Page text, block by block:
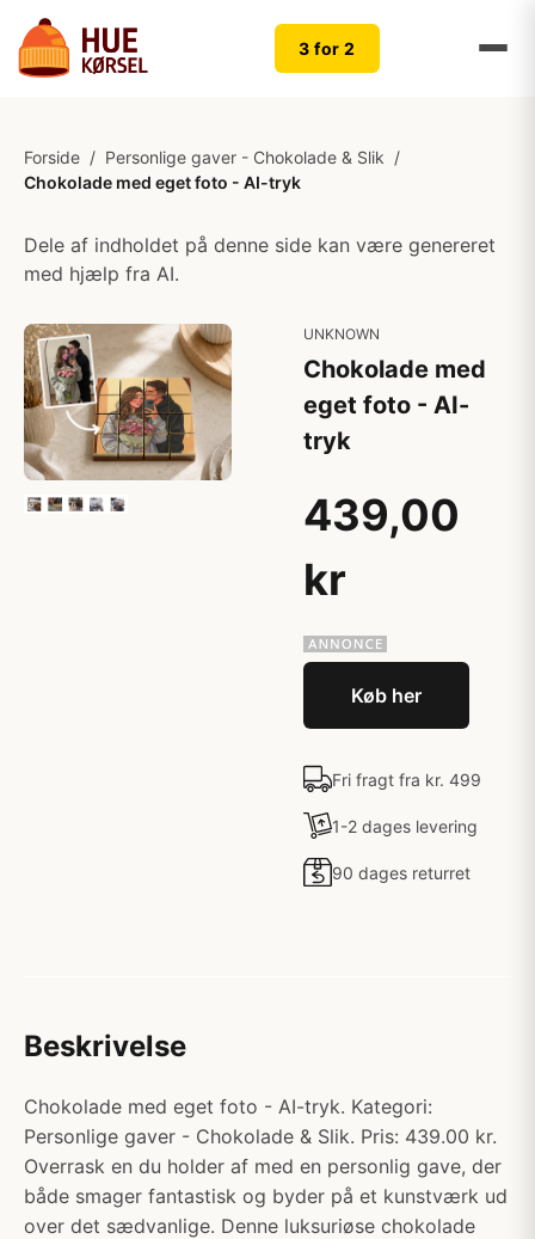
3 for 2
Forside / Personlige gaver - Chokolade & Slik /
Chokolade med eget foto - AI-tryk
Dele af indholdet på denne side kan være genereret
med hjælp fra AI.
UNKNOWN
Chokolade med
eget foto - AI-
tryk
439,00
kr
Køb her
Fri fragt fra kr. 499
1-2 dages levering
90 dages returret
Beskrivelse
Chokolade med eget foto - AI-tryk. Kategori:
Personlige gaver - Chokolade & Slik. Pris: 439.00 kr.
Overrask en du holder af med en personlig gave, der
både smager fantastisk og byder på et kunstværk ud
over det sædvanlige. Denne luksuriøse chokolade